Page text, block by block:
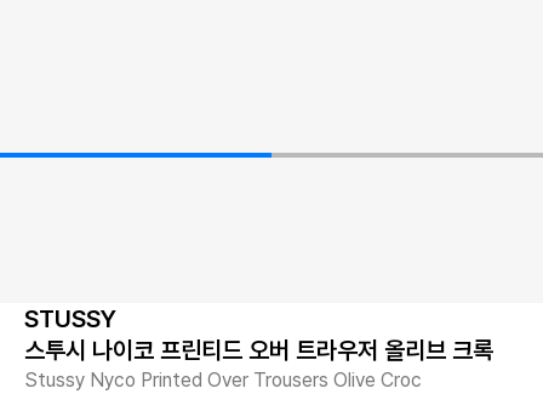
STUSSY
스투시 나이코 프린티드 오버 트라우저 올리브 크록
Stussy Nyco Printed Over Trousers Olive Croc